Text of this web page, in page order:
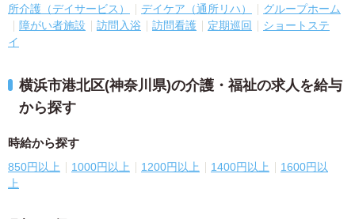
所介護（デイサービス）
デイケア（通所リハ）
グループホーム
障がい者施設
訪問入浴 訪問看護 定期巡回
ショートステ
イ
横浜市港北区(神奈川県)の介護・福祉の求人を給与
から探す
時給から探す
850円以上 1000円以上 1200円以上 1400円以上
1600円以
上